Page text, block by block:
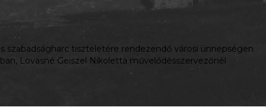
szabadságharc tiszteletére rendezendő városi ünnepségen
Lovasné Geiszel Nikoletta művelődésszervezőnél